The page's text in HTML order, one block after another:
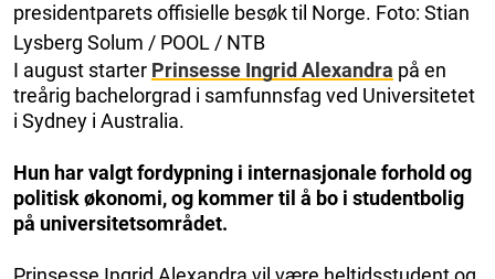
presidentparets offisielle besøk til Norge. Foto: Stian
Lysberg Solum / POOL / NTB
I august starter Prinsesse Ingrid Alexandra på en
treårig bachelorgrad i samfunnsfag ved Universitetet
i Sydney i Australia.
Hun har valgt fordypning i internasjonale forhold og
politisk økonomi, og kommer til å bo i studentbolig
på universitetsområdet.